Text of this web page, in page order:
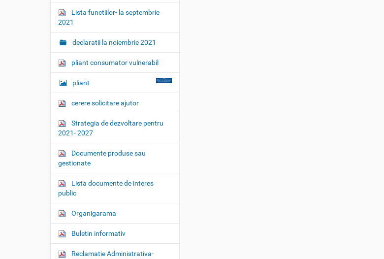
Lista functiilor- la septembrie
2021
declaratii la noiembrie 2021
pliant consumator vulnerabil
pliant
cerere solicitare ajutor
Strategia de dezvoltare pentru
2021- 2027
Documente produse sau
gestionate
Lista documente de interes
public
Organigarama
Buletin informativ
Reclamatie Administrativa-